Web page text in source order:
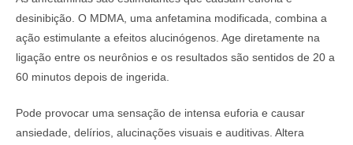
desinibição. O MDMA, uma anfetamina modificada, combina a
ação estimulante a efeitos alucinógenos. Age diretamente na
ligação entre os neurônios e os resultados são sentidos de 20 a
60 minutos depois de ingerida.
Pode provocar uma sensação de intensa euforia e causar
ansiedade, delírios, alucinações visuais e auditivas. Altera